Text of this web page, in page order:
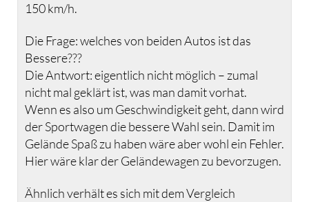
150 km/h.
Die Frage: welches von beiden Autos ist das
Bessere???
Die Antwort: eigentlich nicht möglich – zumal
nicht mal geklärt ist, was man damit vorhat.
Wenn es also um Geschwindigkeit geht, dann wird
der Sportwagen die bessere Wahl sein. Damit im
Gelände Spaß zu haben wäre aber wohl ein Fehler.
Hier wäre klar der Geländewagen zu bevorzugen.
Ähnlich verhält es sich mit dem Vergleich